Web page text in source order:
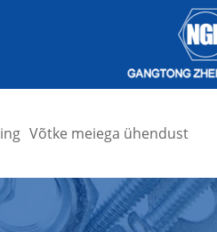
Võtke meiega ühendust